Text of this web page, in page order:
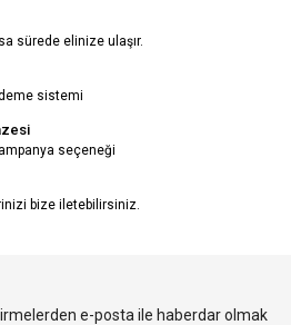
sürede elinize ulaşır.
sistemi
seçeneği
bize iletebilirsiniz.
e-posta ile haberdar olmak